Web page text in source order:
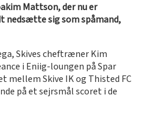
Mattson, der nu er
nedsætte sig som spåmand,
Skives cheftræner Kim
i Eniig-loungen på Spar
mellem Skive IK og Thisted FC
på et sejrsmål scoret i de